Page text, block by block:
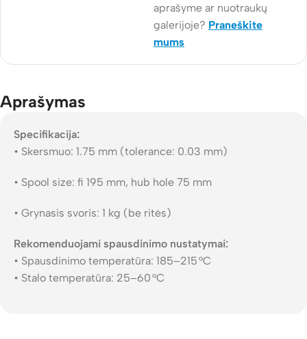
aprašyme ar nuotraukų
galerijoje? Praneškite
mums
Aprašymas
Specifikacija:
• Skersmuo: 1.75 mm (tolerance: 0.03 mm)
• Spool size: fi 195 mm, hub hole 75 mm
• Grynasis svoris: 1 kg (be ritės)
Rekomenduojami spausdinimo nustatymai:
• Spausdinimo temperatūra: 185–215 °C
• Stalo temperatūra: 25–60 °C